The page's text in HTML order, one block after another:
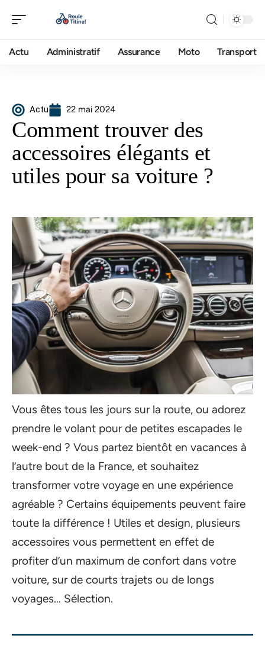
Actu Administratif Assurance Moto Transport
Actu 22 mai 2024
Comment trouver des
accessoires élégants et
utiles pour sa voiture ?
Vous êtes tous les jours sur la route, ou adorez
prendre le volant pour de petites escapades le
week-end ? Vous partez bientôt en vacances à
l’autre bout de la France, et souhaitez
transformer votre voyage en une expérience
agréable ? Certains équipements peuvent faire
toute la différence ! Utiles et design, plusieurs
accessoires vous permettent en effet de
profiter d’un maximum de confort dans votre
voiture, sur de courts trajets ou de longs
voyages… Sélection.